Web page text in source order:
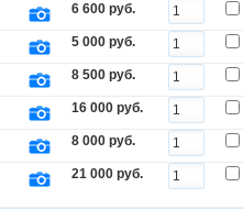
6 600 руб.
5 000 руб.
8 500 руб.
16 000 руб.
8 000 руб.
21 000 руб.